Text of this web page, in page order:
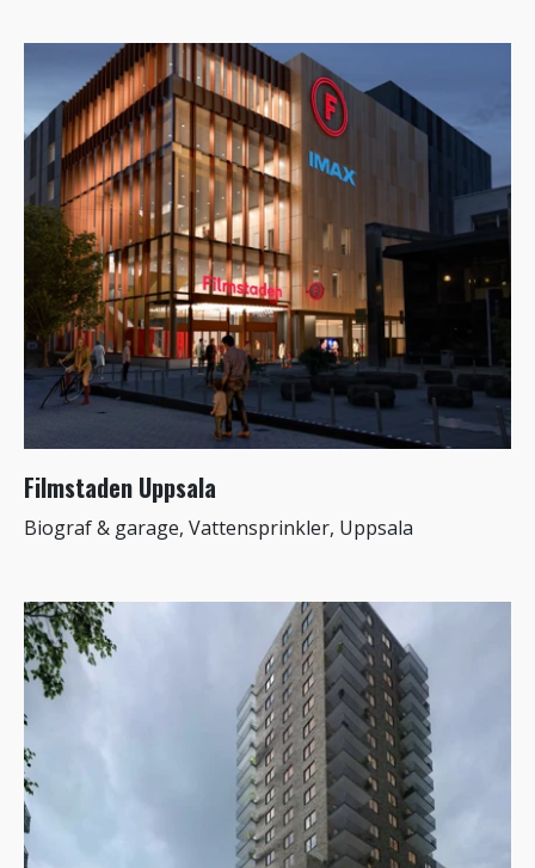
Filmstaden Uppsala
Biograf & garage, Vattensprinkler, Uppsala